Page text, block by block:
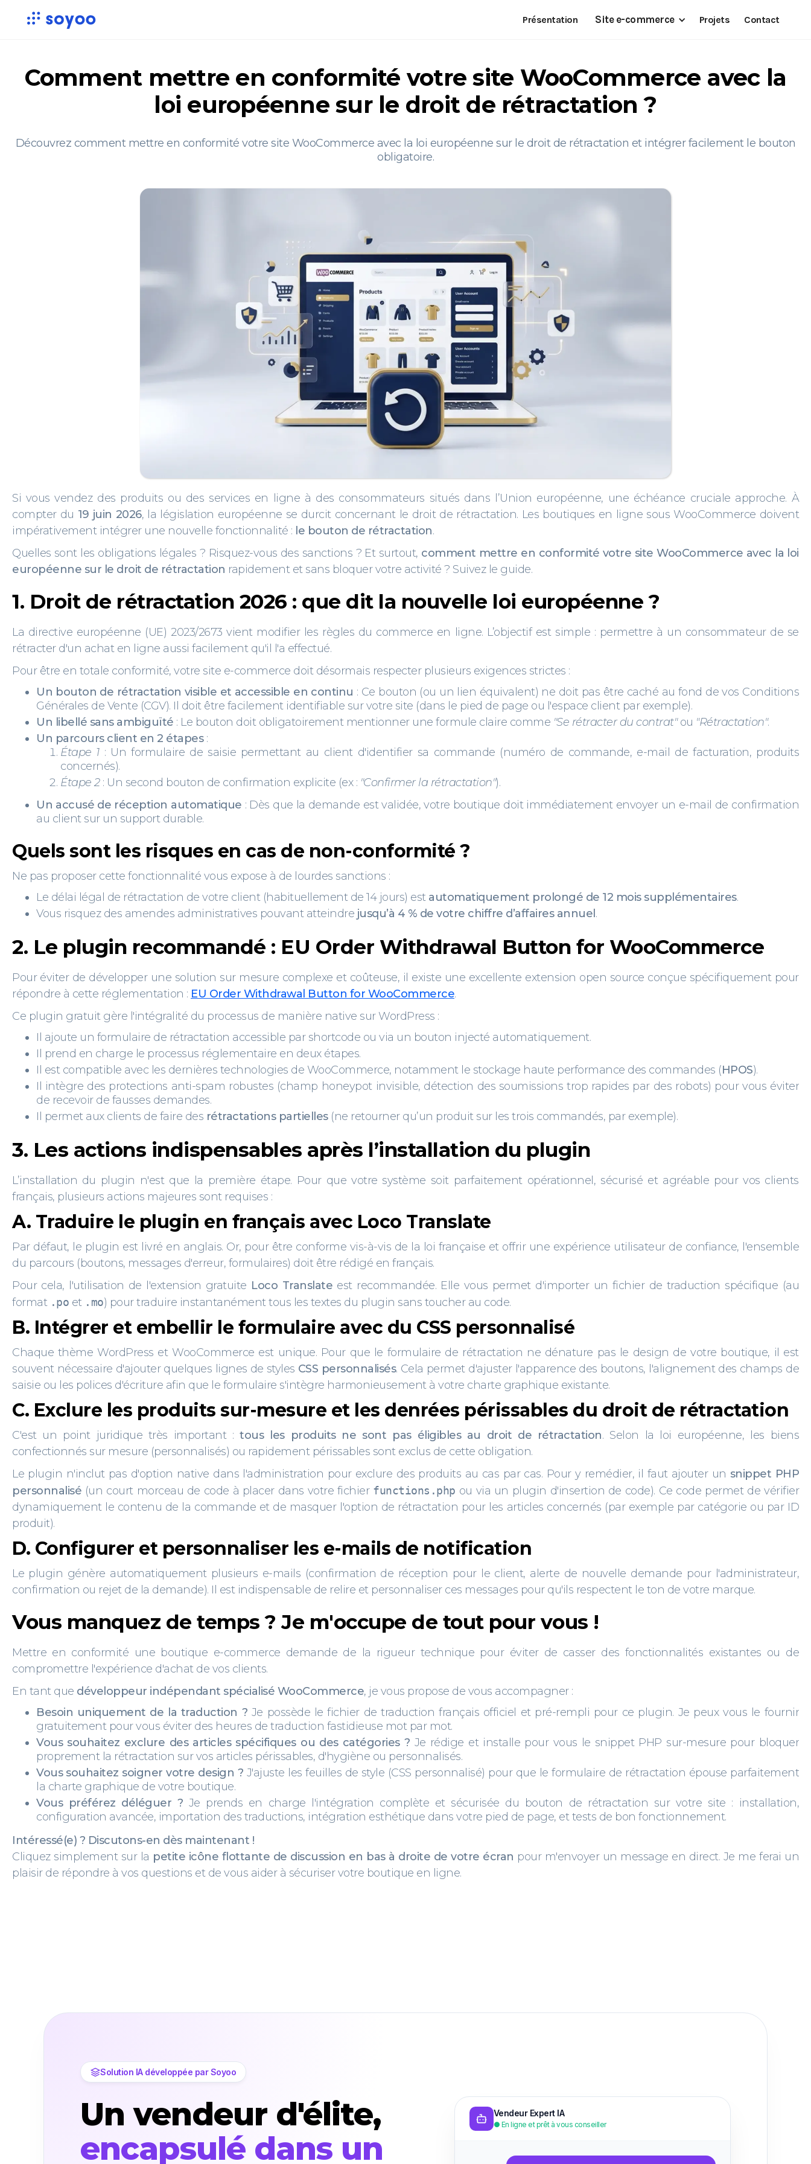
Présentation Site e-commerce Projets Contact
Comment mettre en conformité votre site WooCommerce avec la
loi européenne sur le droit de rétractation ?
Découvrez comment mettre en conformité votre site WooCommerce avec la loi européenne sur le droit de rétractation et intégrer facilement le bouton
obligatoire.
Si vous vendez des produits ou des services en ligne à des consommateurs situés dans l’Union européenne, une échéance cruciale approche. À
compter du 19 juin 2026, la législation européenne se durcit concernant le droit de rétractation. Les boutiques en ligne sous WooCommerce doivent
impérativement intégrer une nouvelle fonctionnalité : le bouton de rétractation.
Quelles sont les obligations légales ? Risquez-vous des sanctions ? Et surtout, comment mettre en conformité votre site WooCommerce avec la loi
européenne sur le droit de rétractation rapidement et sans bloquer votre activité ? Suivez le guide.
1. Droit de rétractation 2026 : que dit la nouvelle loi européenne ?
La directive européenne (UE) 2023/2673 vient modifier les règles du commerce en ligne. L’objectif est simple : permettre à un consommateur de se
rétracter d'un achat en ligne aussi facilement qu'il l'a effectué.
Pour être en totale conformité, votre site e-commerce doit désormais respecter plusieurs exigences strictes :
Un bouton de rétractation visible et accessible en continu : Ce bouton (ou un lien équivalent) ne doit pas être caché au fond de vos Conditions
Générales de Vente (CGV). Il doit être facilement identifiable sur votre site (dans le pied de page ou l'espace client par exemple).
Un libellé sans ambiguïté : Le bouton doit obligatoirement mentionner une formule claire comme "Se rétracter du contrat"ou "Rétractation".
Un parcours client en 2 étapes:
Étape 1: Un formulaire de saisie permettant au client d'identifier sa commande (numéro de commande, e-mail de facturation, produits
concernés).
Étape 2: Un second bouton de confirmation explicite (ex : "Confirmer la rétractation").
Un accusé de réception automatique : Dès que la demande est validée, votre boutique doit immédiatement envoyer un e-mail de confirmation
au client sur un support durable.
Quels sont les risques en cas de non-conformité ?
Ne pas proposer cette fonctionnalité vous expose à de lourdes sanctions :
Le délai légal de rétractation de votre client (habituellement de 14 jours) est automatiquement prolongé de 12 mois supplémentaires.
Vous risquez des amendes administratives pouvant atteindre jusqu’à 4 % de votre chiffre d’affaires annuel .
2. Le plugin recommandé : EU Order Withdrawal Button for WooCommerce
Pour éviter de développer une solution sur mesure complexe et coûteuse, il existe une excellente extension open source conçue spécifiquement pour
répondre à cette réglementation : EU Order Withdrawal Button for WooCommerce.
Ce plugin gratuit gère l'intégralité du processus de manière native sur WordPress :
Il ajoute un formulaire de rétractation accessible par shortcode ou via un bouton injecté automatiquement.
Il prend en charge le processus réglementaire en deux étapes.
Il est compatible avec les dernières technologies de WooCommerce, notamment le stockage haute performance des commandes (HPOS).
Il intègre des protections anti-spam robustes (champ honeypot invisible, détection des soumissions trop rapides par des robots) pour vous éviter
de recevoir de fausses demandes.
Il permet aux clients de faire des rétractations partielles(ne retourner qu’un produit sur les trois commandés, par exemple).
3. Les actions indispensables après l’installation du plugin
L’installation du plugin n'est que la première étape. Pour que votre système soit parfaitement opérationnel, sécurisé et agréable pour vos clients
français, plusieurs actions majeures sont requises :
A. Traduire le plugin en français avec Loco Translate
Par défaut, le plugin est livré en anglais. Or, pour être conforme vis-à-vis de la loi française et offrir une expérience utilisateur de confiance, l'ensemble
du parcours (boutons, messages d'erreur, formulaires) doit être rédigé en français.
Pour cela, l'utilisation de l'extension gratuite Loco Translate est recommandée. Elle vous permet d'importer un fichier de traduction spécifique (au
format .po et .mo) pour traduire instantanément tous les textes du plugin sans toucher au code.
B. Intégrer et embellir le formulaire avec du CSS personnalisé
Chaque thème WordPress et WooCommerce est unique. Pour que le formulaire de rétractation ne dénature pas le design de votre boutique, il est
souvent nécessaire d'ajouter quelques lignes de styles CSS personnalisés. Cela permet d'ajuster l'apparence des boutons, l'alignement des champs de
saisie ou les polices d'écriture afin que le formulaire s'intègre harmonieusement à votre charte graphique existante.
C. Exclure les produits sur-mesure et les denrées périssables du droit de rétractation
C'est un point juridique très important :tous les produits ne sont pas éligibles au droit de rétractation. Selon la loi européenne, les biens
confectionnés sur mesure (personnalisés) ou rapidement périssables sont exclus de cette obligation.
Le plugin n'inclut pas d'option native dans l'administration pour exclure des produits au cas par cas. Pour y remédier, il faut ajouter un snippet PHP
personnalisé (un court morceau de code à placer dans votre fichier functions.php ou via un plugin d'insertion de code). Ce code permet de vérifier
dynamiquement le contenu de la commande et de masquer l'option de rétractation pour les articles concernés (par exemple par catégorie ou par ID
produit).
D. Configurer et personnaliser les e-mails de notification
Le plugin génère automatiquement plusieurs e-mails (confirmation de réception pour le client, alerte de nouvelle demande pour l'administrateur,
confirmation ou rejet de la demande). Il est indispensable de relire et personnaliser ces messages pour qu'ils respectent le ton de votre marque.
Vous manquez de temps ? Je m'occupe de tout pour vous !
Mettre en conformité une boutique e-commerce demande de la rigueur technique pour éviter de casser des fonctionnalités existantes ou de
compromettre l'expérience d'achat de vos clients.
En tant que développeur indépendant spécialisé WooCommerce, je vous propose de vous accompagner :
Besoin uniquement de la traduction ? Je possède le fichier de traduction français officiel et pré-rempli pour ce plugin. Je peux vous le fournir
gratuitement pour vous éviter des heures de traduction fastidieuse mot par mot.
Vous souhaitez exclure des articles spécifiques ou des catégories ? Je rédige et installe pour vous le snippet PHP sur-mesure pour bloquer
proprement la rétractation sur vos articles périssables, d'hygiène ou personnalisés.
Vous souhaitez soigner votre design ? J'ajuste les feuilles de style (CSS personnalisé) pour que le formulaire de rétractation épouse parfaitement
la charte graphique de votre boutique.
Vous préférez déléguer ? Je prends en charge l'intégration complète et sécurisée du bouton de rétractation sur votre site : installation,
configuration avancée, importation des traductions, intégration esthétique dans votre pied de page, et tests de bon fonctionnement.
Intéressé(e) ? Discutons-en dès maintenant !
Cliquez simplement sur la petite icône flottante de discussion en bas à droite de votre écran pour m'envoyer un message en direct. Je me ferai un
plaisir de répondre à vos questions et de vous aider à sécuriser votre boutique en ligne.
Solution IA développée par Soyoo
Un vendeur d'élite,
encapsulé dans un
Vendeur Expert IA
● En ligne et prêt à vous conseiller